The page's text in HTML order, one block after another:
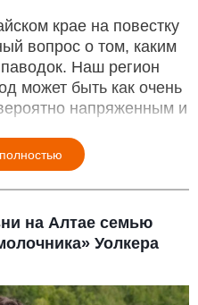
крае на повестку
вопрос о том, каким
Наш регион
может быть как очень
напряженным и
на Алтае семью
Уолкера